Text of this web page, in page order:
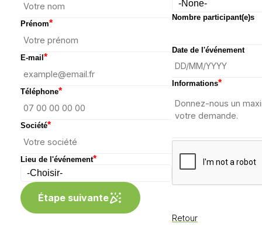
Prénom*
E-mail*
Téléphone*
Société*
Lieu de l'événement*
Étape suivante
Nombre participant(e)s
Date de l'événement
Informations*
Retour